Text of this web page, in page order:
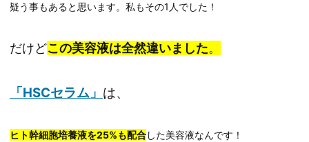
疑う事もあると思います。私もその1人でした！
だけどこの美容液は全然違いました。
「HSCセラム」 は、
ヒト幹細胞培養液を25%も配合した美容液なんです！